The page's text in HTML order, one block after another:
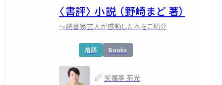
〈書評〉 小説 （野崎まど 著）
～読書家芸人が感動した本をご紹介
落語 Books
笑福亭 茶光